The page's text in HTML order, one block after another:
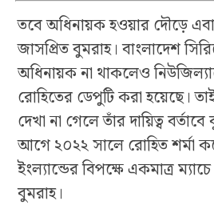
তবে অধিনায়ক হওয়ার দৌড়ে
জাসপ্রিত বুমরাহ। বাংলাদেশ
অধিনায়ক না থাকলেও
রোহিতের ডেপুটি করা হয়েছে।
দেখা না গেলে তাঁর দায়িত্ব
আগে ২০২২ সালে রোহিত শর্মা
ইংল্যান্ডের বিপক্ষে একমাত্র
বুমরাহ।